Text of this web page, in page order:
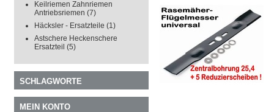
Keilriemen Zahnriemen
Antriebsriemen (7)
Häcksler - Ersatzteile (1)
Astschere Heckenschere
Ersatzteil (5)
SCHLAGWORTE
MEIN KONTO